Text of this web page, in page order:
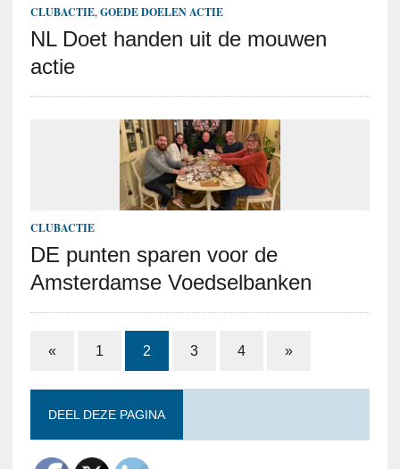
CLUBACTIE,GOEDE DOELEN ACTIE
NL Doet handen uit de mouwen
actie
CLUBACTIE
DE punten sparen voor de
Amsterdamse Voedselbanken
« 1 2 3 4 »
DEEL DEZE PAGINA